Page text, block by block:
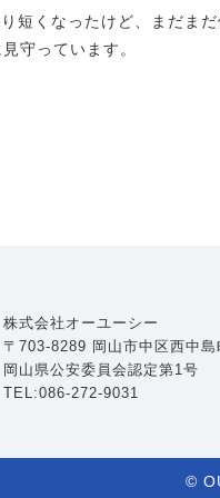
短くなったけど、まだま
守っています。
株式会社オーユーシー
〒703-8289 岡山市中区西中島
岡山県公安委員会認定第1号
TEL:086-272-9031
©